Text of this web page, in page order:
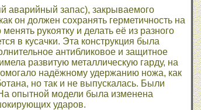
аварийный запас), закрываемого
он должен сохранять герметичность на
рукоятку и делать её из разного
в кусачки. Эта конструкция была
антибликовое и защитное
развитую металлическую гарду, на
надёжному удержанию ножа, как
но так и не выпускалась. Были
опытной модели была изменена
ударов.